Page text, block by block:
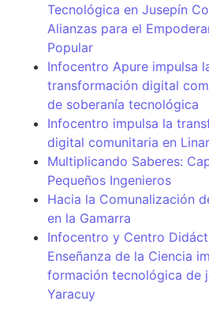
Tecnológica en Jusepín
Alianzas para el
Popular
Infocentro Apure impulsa
transformación digital
de soberanía tecnológica
Infocentro impulsa la
digital comunitaria en
Multiplicando Saberes:
Pequeños Ingenieros
Hacia la Comunalización
en la Gamarra
Infocentro y Centro
Enseñanza de la Ciencia
formación tecnológica de
Yaracuy